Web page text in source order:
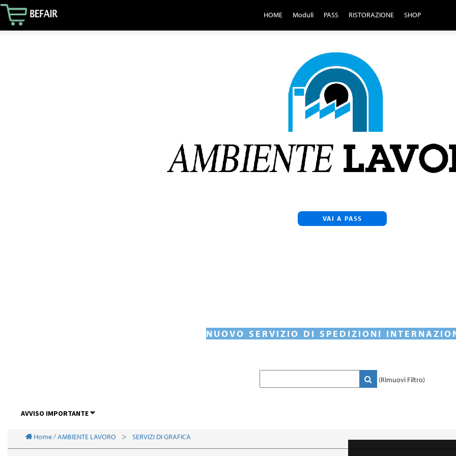
HOME Moduli PASS RISTORAZIONE SHOP
VAI A PASS
NUOVO SERVIZIO DI SPEDIZIONI
(Rimuovi Filtro)
AVVISO IMPORTANTE
Home / AMBIENTE LAVORO SERVIZI DI GRAFICA